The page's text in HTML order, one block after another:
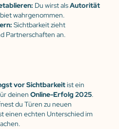
Du wirst alsAutorität
wahrgenommen.
Sichtbarkeit zieht
Partnerschaften an.
vor Sichtbarkeitist ein
deinen Online-Erfolg 2025.
du Türen zu neuen
einen echten Unterschied im